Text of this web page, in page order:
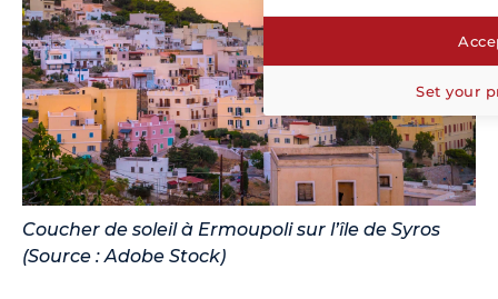
Coucher de soleil à Ermoupoli sur l’île de Syros
(Source : Adobe Stock)
Set your